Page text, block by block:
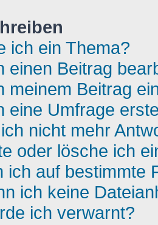
ich ein Thema?
einen Beitrag
meinem Beitrag
eine Umfrage
nicht mehr
oder lösche ich
ich auf bestimmte
ich keine
ich verwarnt?